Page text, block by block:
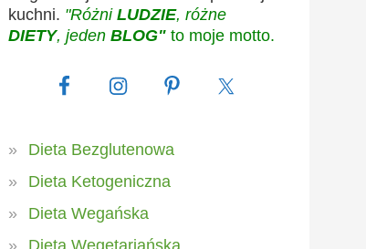
kuchni. "Różni LUDZIE, różne
DIETY, jeden BLOG" to moje motto.
Dieta Bezglutenowa
Dieta Ketogeniczna
Dieta Wegańska
Dieta Wegetariańska